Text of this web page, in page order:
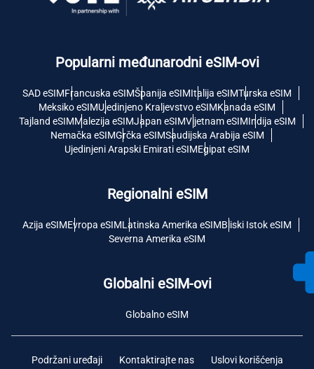
Popularni međunarodni eSIM-ovi
SAD eSIMFrancuska eSIMŠpanija eSIMItalija eSIMTurska eSIM
Meksiko eSIMUjedinjeno Kraljevstvo eSIMKanada eSIM
Tajland eSIMMalezija eSIMJapan eSIMVijetnam eSIMIndija eSIM
Nemačka eSIMGrčka eSIMSaudijska Arabija eSIM
Ujedinjeni Arapski Emirati eSIMEgipat eSIM
Regionalni eSIM
Azija eSIMEvropa eSIMLatinska Amerika eSIMBliski Istok eSIM
Severna Amerika eSIM
Globalni eSIM-ovi
Globalno eSIM
Podržani uređaji Kontaktirajte nas Uslovi korišćenja